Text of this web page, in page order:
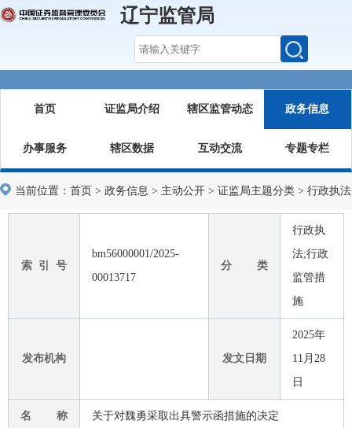
辽宁监管局
首页 证监局介绍 辖区监管动态 政务信息
办事服务 辖区数据 互动交流 专题专栏
当前位置： 首页 > 政务信息 > 主动公开 > 证监局主题分类 > 行政执法
索 引 号
bm56000001/2025-
00013717
分 类
行政执
法;行政
监管措
施
发布机构 发文日期
2025年
11月28
日
名 称 关于对魏勇采取出具警示函措施的决定